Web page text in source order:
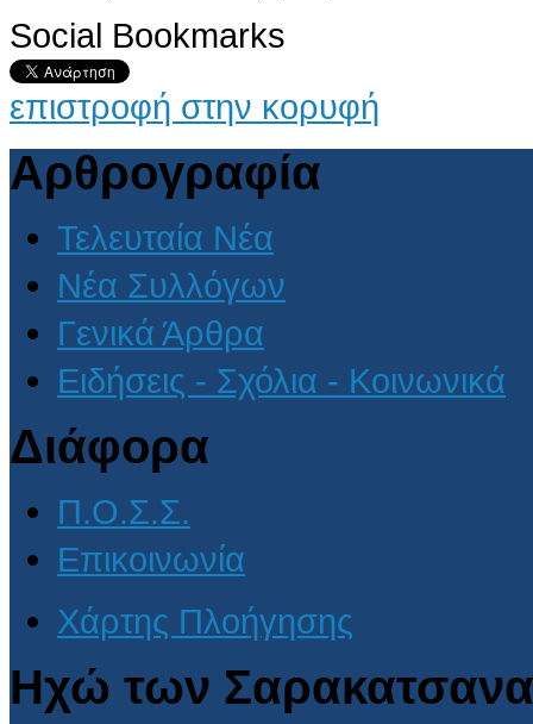
Social Bookmarks
επιστροφή στην κορυφή
Αρθρογραφία
Τελευταία Νέα
Νέα Συλλόγων
Γενικά Άρθρα
Ειδήσεις - Σχόλια - Κοινωνικά
Διάφορα
Π.Ο.Σ.Σ.
Επικοινωνία
Χάρτης Πλοήγησης
Ηχώ των